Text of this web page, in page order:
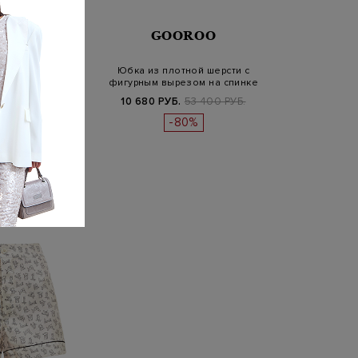
из тонкого
GOOROO
Юбка из плотной шерсти с
фигурным вырезом на спинке
10 680 РУБ. 53 400 РУБ.
-80%